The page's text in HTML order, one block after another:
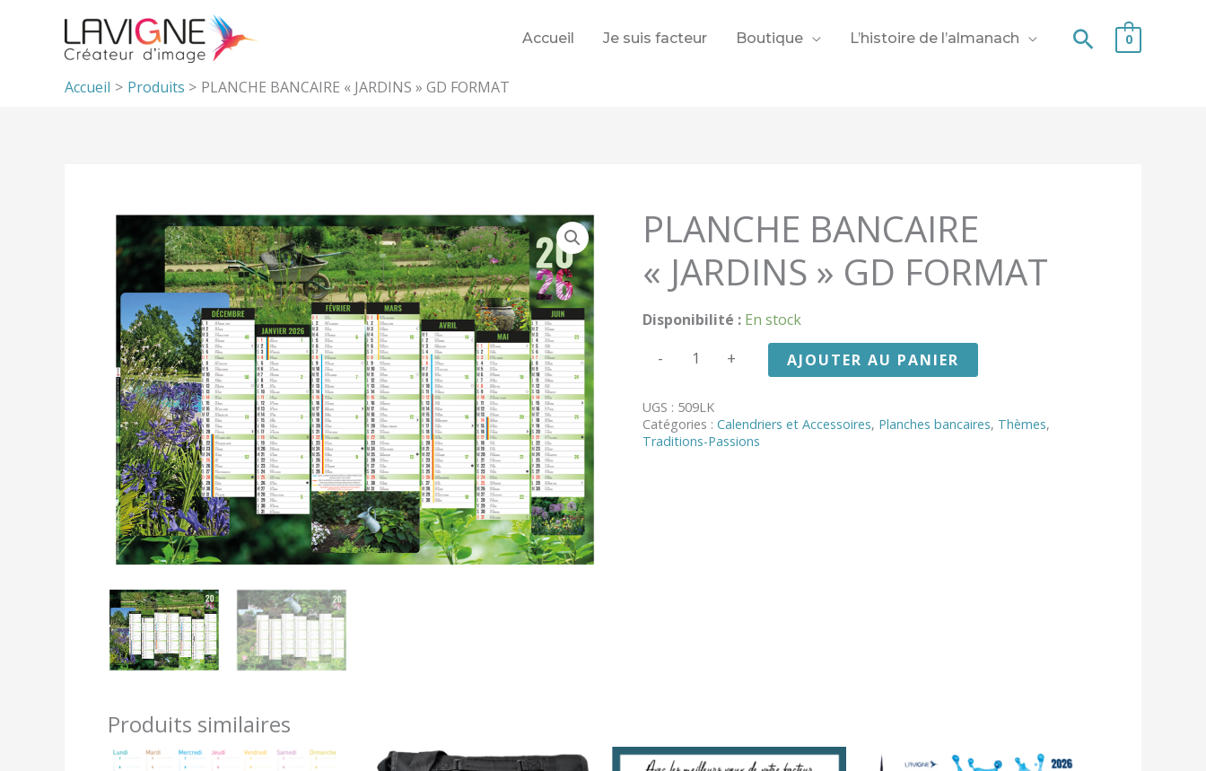
Accueil Je suis facteur Boutique L’histoire de l’almanach 0
Accueil Produits PLANCHE BANCAIRE « JARDINS » GD FORMAT
PLANCHE BANCAIRE
« JARDINS » GD FORMAT
Disponibilité : En stock
-
quantité
BANCAIRE
"JARDINS"
GD
FORMAT
+ AJOUTER AU PANIER
UGS : 509LK
Catégories :Calendriers et Accessoires, Planches bancaires, Thèmes,
Traditions-Passions
Produits similaires